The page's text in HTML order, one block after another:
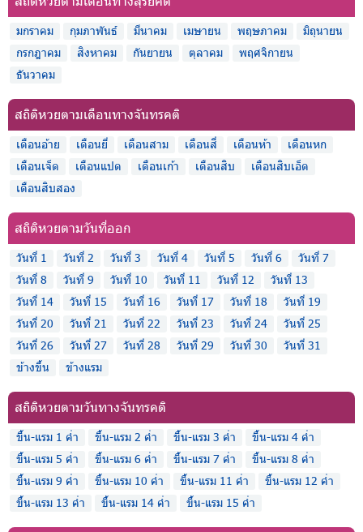
มกราคม กุมภาพันธ์ มีนาคม เมษายน พฤษภาคม
มิถุนายน
กรกฎาคม
สิงหาคม กันยายน ตุลาคม
พฤศจิกายน
ธันวาคม
สถิติหวยตามเดือนทางจันทรคติ
เดือนอ้าย เดือนยี่ เดือนสาม เดือนสี่ เดือนห้า
เดือนหก
เดือนเจ็ด
เดือนแปด เดือนเก้า เดือนสิบ
เดือนสิบเอ็ด
เดือนสิบสอง
สถิติหวยตามวันที่ออก
วันที่ 1 วันที่ 2 วันที่ 3 วันที่ 4 วันที่ 5 วันที่ 6
วันที่ 7
วันที่ 8
วันที่ 9 วันที่ 10 วันที่ 11 วันที่ 12
วันที่ 13
วันที่ 14
วันที่ 15 วันที่ 16 วันที่ 17 วันที่ 18
วันที่ 19
วันที่ 20
วันที่ 21 วันที่ 22 วันที่ 23 วันที่ 24
วันที่ 25
วันที่ 26
วันที่ 27 วันที่ 28 วันที่ 29 วันที่ 30
วันที่ 31
ข้างขึ้น
ข้างแรม
สถิติหวยตามวันทางจันทรคติ
ขึ้น-แรม 1 ค่ำ ขึ้น-แรม 2 ค่ำ ขึ้น-แรม 3 ค่ำ
ขึ้น-แรม 4 ค่ำ
ขึ้น-แรม 5 ค่ำ
ขึ้น-แรม 6 ค่ำ ขึ้น-แรม 7 ค่ำ
ขึ้น-แรม 8 ค่ำ
ขึ้น-แรม 9 ค่ำ
ขึ้น-แรม 10 ค่ำ ขึ้น-แรม 11 ค่ำ
ขึ้น-แรม 12 ค่ำ
ขึ้น-แรม 13 ค่ำ
ขึ้น-แรม 14 ค่ำ ขึ้น-แรม 15 ค่ำ